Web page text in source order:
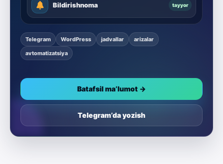
Bildirishnoma tayyor
Telegram WordPress jadvallar
arizalar
avtomatizatsiya
Batafsil ma’lumot →
Telegram’da yozish